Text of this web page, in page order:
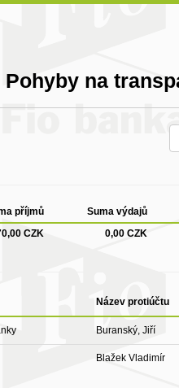
Pohyby na
příjmů Suma výdajů
CZK 0,00 CZK
Název protiúčtu
Buranský, Jiří
Blažek Vladimír